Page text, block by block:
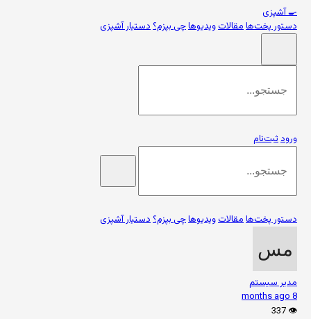
🍳آشپزی
دستور پخت‌هامقالاتویدیوهاچی بپزم؟دستیار آشپزی
ورودثبت‌نام
دستور پخت‌هامقالاتویدیوهاچی بپزم؟دستیار آشپزی
مدیر سیستم
8 months ago
👁️
337